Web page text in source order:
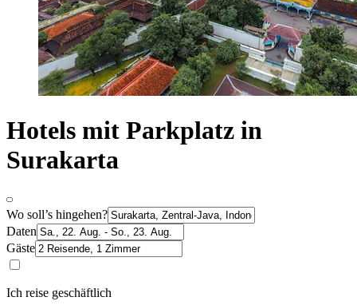
Hotels mit Parkplatz in
Surakarta
Wo soll’s hingehen?
Daten
Gäste
Ich reise geschäftlich